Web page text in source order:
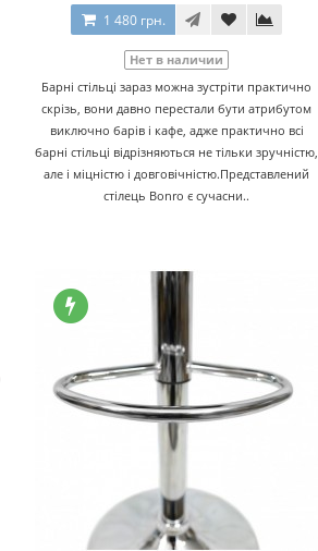
1 480 грн.
Нет в наличии
Барні стільці зараз можна зустріти практично
скрізь, вони давно перестали бути атрибутом
виключно барів і кафе, адже практично всі
барні стільці відрізняються не тільки зручністю,
але і міцністю і довговічністю.Представлений
стілець Bonro є сучасни..